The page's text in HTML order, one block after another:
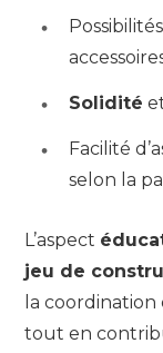
Solidité
Facilité
selon la
L’aspect
jeu de
la coordination
tout en